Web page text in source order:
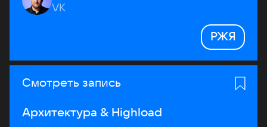
VK
РЖЯ
Смотреть запись
Архитектура & Highload